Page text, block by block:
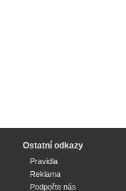
Ostatní odkazy
Pravidla
Reklama
Podpořte nás